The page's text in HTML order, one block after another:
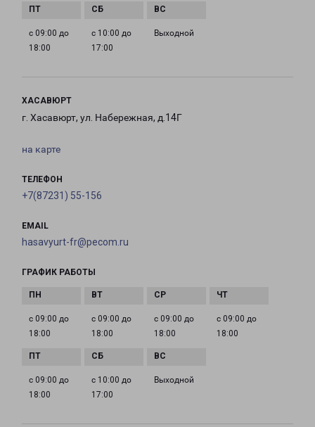
с 09:00 до
18:00
с 10:00 до
17:00
Выходной
ХАСАВЮРТ
г. Хасавюрт, ул. Набережная, д.14Г
на карте
ТЕЛЕФОН
+7(87231) 55-156
EMAIL
hasavyurt-fr@pecom.ru
ГРАФИК РАБОТЫ
с 09:00 до
18:00
с 09:00 до
18:00
с 09:00 до
18:00
с 09:00 до
18:00
с 09:00 до
18:00
с 10:00 до
17:00
Выходной